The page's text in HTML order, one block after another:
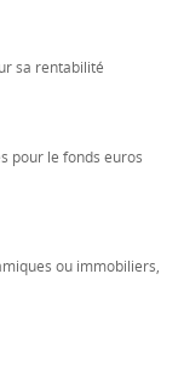
sa rentabilité
pour le fonds euros
ou immobiliers,